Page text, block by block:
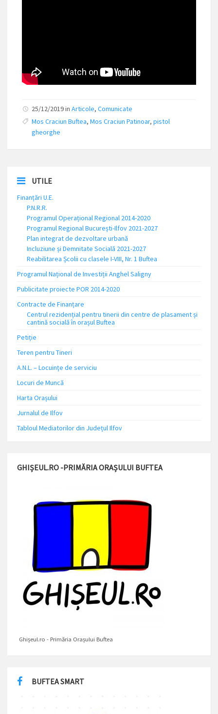
25/12/2019 in Articole, Comunicate
Mos Craciun Buftea, Mos Craciun Patinoar, pistol
gheorghe
UTILE
Finanțări U.E.
P.N.R.R.
Programul Operațional Regional 2014-2020
Programul Regional București-Ilfov 2021-2027
Plan integrat de dezvoltare urbană
Incluziune și Demnitate Socială 2021-2027
Reabilitarea Școlii cu clasele I-VIII, Nr. 1 Buftea
Programul Național de Investiții Anghel Saligny
Publicitate proiecte POR 2014-2020
Contracte de Finanțare
Centrul rezidențial pentru tinerii din centre de plasament și
cantină socială în orașul Buftea
Petiție
Teren pentru Tineri
A.N.L. – Locuinţe de serviciu
Locuri de Muncă
Harta Orașului
Jurnalul de Ilfov
Tabloul Mediatorilor din Județul Ilfov
GHIȘEUL.RO -PRIMĂRIA ORAȘULUI BUFTEA
Ghișeul.ro - Primăria Orașului Buftea
BUFTEA SMART